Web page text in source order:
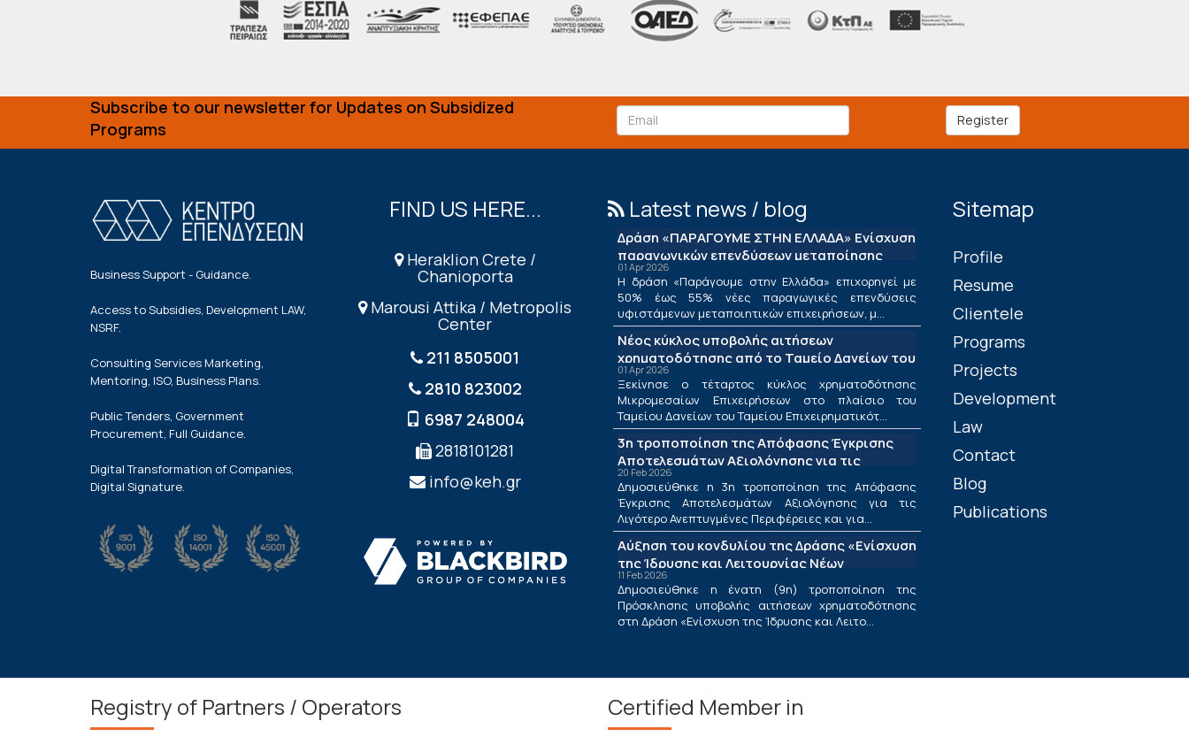
Subscribe to our newsletter for Updates on Subsidized
Programs
Register
Business Support - Guidance.
Access to Subsidies, Development LAW,
NSRF.
Consulting Services Marketing,
Mentoring, ISO, Business Plans.
Public Tenders, Government
Procurement, Full Guidance.
Digital Transformation of Companies,
Digital Signature.
FIND US HERE...
Heraklion Crete /
Chanioporta
Marousi Attika / Metropolis
Center
211 8505001
2810 823002
6987 248004
2818101281
info@keh.gr
Latest news / blog
Δράση «ΠΑΡΑΓΟΥΜΕ ΣΤΗΝ ΕΛΛΑΔΑ» Ενίσχυση
παραγωγικών επενδύσεων μεταποίησης
01 Apr 2026
Η δράση «Παράγουμε στην Ελλάδα» επιχορηγεί με
50% έως 55% νέες παραγωγικές επενδύσεις
υφιστάμενων μεταποιητικών επιχειρήσεων, μ...
Νέος κύκλος υποβολής αιτήσεων
χρηματοδότησης από το Ταμείο Δανείων του
ΤΕΠΙΧ ΙΙΙ
01 Apr 2026
Ξεκίνησε ο τέταρτος κύκλος χρηματοδότησης
Μικρομεσαίων Επιχειρήσεων στο πλαίσιο του
Ταμείου Δανείων του Ταμείου Επιχειρηματικότ...
3η τροποποίηση της Απόφασης Έγκρισης
Αποτελεσμάτων Αξιολόγησης για τις
Λιγότερο Ανεπτυγμένες Περιφέρειες και για
τις Περιφέρειες Μετάβασης στο πλαίσιο της
Δράσης «Ενίσχυση της Ίδρυσης και
Λειτουργίας Νέων Μικρομεσαίων
Τουριστικών Επιχειρήσεων»
20 Feb 2026
Δημοσιεύθηκε η 3η τροποποίηση της Απόφασης
Έγκρισης Αποτελεσμάτων Αξιολόγησης για τις
Λιγότερο Ανεπτυγμένες Περιφέρειες και για...
Αύξηση του κονδυλίου της Δράσης «Ενίσχυση
της Ίδρυσης και Λειτουργίας Νέων
Μικρομεσαίων Τουριστικών Επιχειρήσεων»
11 Feb 2026
Δημοσιεύθηκε η ένατη (9η) τροποποίηση της
Πρόσκλησης υποβολής αιτήσεων χρηματοδότησης
στη Δράση «Ενίσχυση της Ίδρυσης και Λειτο...
Sitemap
Profile
Resume
Clientele
Programs
Projects
Development
Law
Contact
Blog
Publications
Registry of Partners / Operators Certified Member in